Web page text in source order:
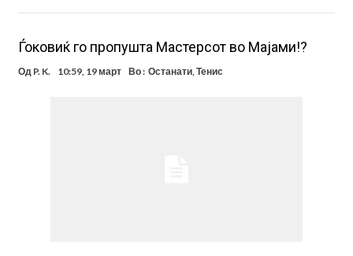
Ѓоковиќ го пропушта Мастерсот во Мајами!?
Од P. K. 10:59, 19 март Во : Останати,Тенис